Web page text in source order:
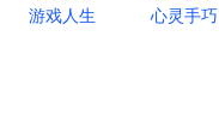
游戏人生
心灵手巧